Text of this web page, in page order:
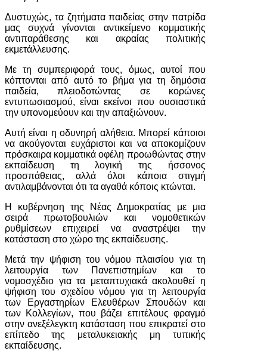
Δυστυχώς, τα ζητήματα παιδείας στην πατρίδα
μας συχνά γίνονται αντικείμενο κομματικής
αντιπαράθεσης και ακραίας πολιτικής
εκμετάλλευσης.
Με τη συμπεριφορά τους, όμως, αυτοί που
κόπτονται από αυτό το βήμα για τη δημόσια
παιδεία, πλειοδοτώντας σε κορώνες
εντυπωσιασμού, είναι εκείνοι που ουσιαστικά
την υπονομεύουν και την απαξιώνουν.
Αυτή είναι η οδυνηρή αλήθεια. Μπορεί κάποιοι
να ακούγονται ευχάριστοι και να αποκομίζουν
πρόσκαιρα κομματικά οφέλη προωθώντας στην
εκπαίδευση τη λογική της ήσσονος
προσπάθειας, αλλά όλοι κάποια στιγμή
αντιλαμβάνονται ότι τα αγαθά κόποις κτώνται.
Η κυβέρνηση της Νέας Δημοκρατίας με μια
σειρά πρωτοβουλιών και νομοθετικών
ρυθμίσεων επιχειρεί να αναστρέψει την
κατάσταση στο χώρο της εκπαίδευσης.
Μετά την ψήφιση του νόμου πλαισίου για τη
λειτουργία των Πανεπιστημίων και το
νομοσχέδιο για τα μεταπτυχιακά ακολουθεί η
ψήφιση του σχεδίου νόμου για τη λειτουργία
των Εργαστηρίων Ελευθέρων Σπουδών και
των Κολλεγίων, που βάζει επιτέλους φραγμό
στην ανεξέλεγκτη κατάσταση που επικρατεί στο
επίπεδο της μεταλυκειακής μη τυπικής
εκπαίδευσης.